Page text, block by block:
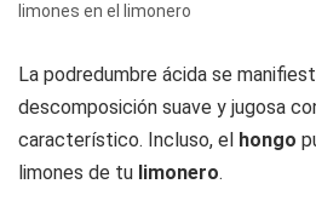
limones en el limonero
La podredumbre ácida se
descomposición suave y jugosa
característico. Incluso, el hongo
limones de tu limonero.